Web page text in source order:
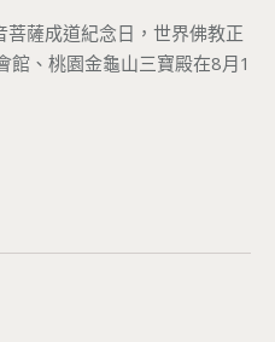
薩成道紀念日，世界佛教正
館、桃園金龜山三寶殿在8月1